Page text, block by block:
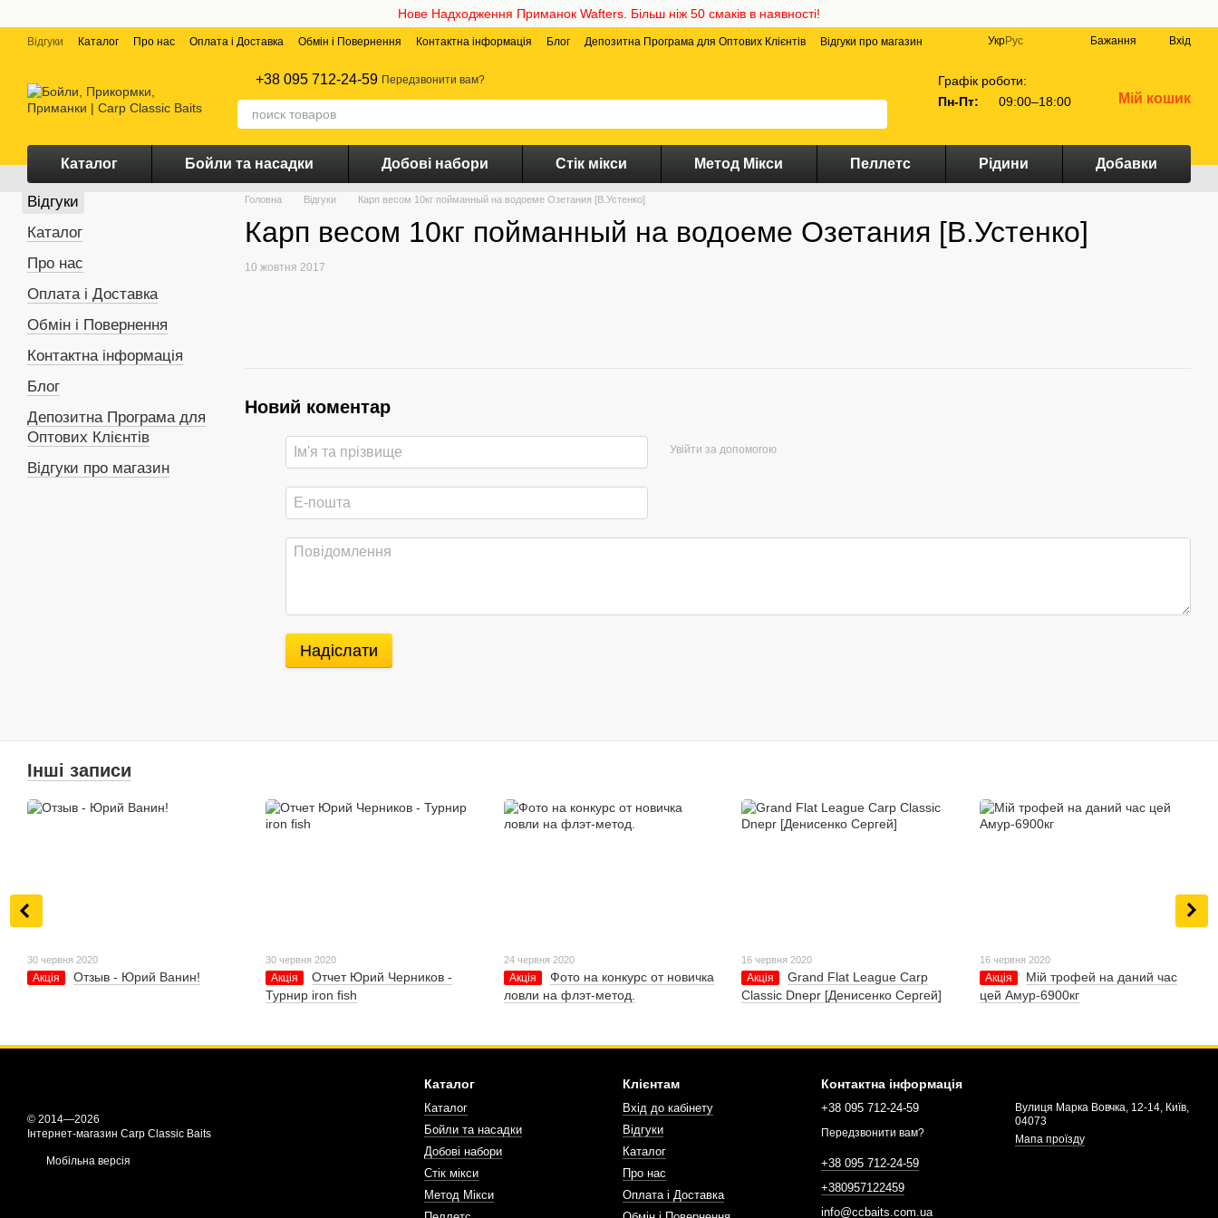
Нове Надходження Приманок Wafters. Більш ніж 50 смаків в наявності!
Відгуки Каталог Про нас Оплата і Доставка Обмін і Повернення Контактна інформація Блог Депозитна Програма для Оптових Клієнтів Відгуки про магазин УкрРус Бажання Вхід
+38 095 712-24-59 Передзвонити вам?
Графік роботи:
Пн-Пт:
09:00–18:00 Мій кошик
Каталог Бойли та насадки Добові набори Стік мікси Метод Мікси Пеллетс Рідини Добавки
Головна Відгуки Карп весом 10кг пойманный на водоеме Озетания [В.Устенко]
Карп весом 10кг пойманный на водоеме Озетания [В.Устенко]
10 жовтня 2017
Новий коментар
Увійти за допомогою
Надіслати
Відгуки
Каталог
Про нас
Оплата і Доставка
Обмін і Повернення
Контактна інформація
Блог
Депозитна Програма для
Оптових Клієнтів
Відгуки про магазин
Інші записи
30 червня 2020
Акція Отзыв - Юрий Ванин!
30 червня 2020
Акція
Отчет Юрий Черников -
Турнир iron fish
24 червня 2020
Акція
Фото на конкурс от новичка
ловли на флэт-метод.
16 червня 2020
Акція
Grand Flat League Carp
Classic Dnepr [Денисенко Сергей]
16 червня 2020
Акція
Мій трофей на даний час
цей Амур-6900кг
© 2014—2026
Інтернет-магазин Carp Classic Baits
Мобільна версія
Каталог
Каталог
Бойли та насадки
Добові набори
Стік мікси
Метод Мікси
Клієнтам
Вхід до кабінету
Відгуки
Каталог
Про нас
Оплата і Доставка
Контактна інформація
+38 095 712-24-59
Передзвонити вам?
+38 095 712-24-59
+380957122459
info@ccbaits.com.ua
Вулиця Марка Вовчка, 12-14, Київ,
04073
Мапа проїзду